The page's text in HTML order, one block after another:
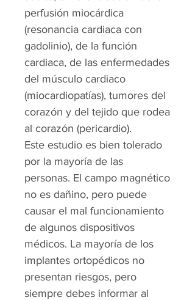
perfusión miocárdica
(resonancia cardiaca con
gadolinio), de la función
cardiaca, de las enfermedades
del músculo cardiaco
(miocardiopatías), tumores del
corazón y del tejido que rodea
al corazón (pericardio).
Este estudio es bien tolerado
por la mayoría de las
personas. El campo magnético
no es dañino, pero puede
causar el mal funcionamiento
de algunos dispositivos
médicos. La mayoría de los
implantes ortopédicos no
presentan riesgos, pero
siempre debes informar al